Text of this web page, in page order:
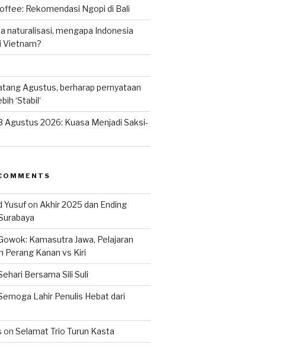
Rekomendasi Ngopi di Bali
naturalisasi, mengapa Indonesia
Vietnam?
Agustus, berharap pernyataan
‘Stabil‘
Agustus 2026: Kuasa Menjadi Saksi-
Yusufon Akhir 2025 dan Ending
Kamasutra Jawa, Pelajaran
Perang Kanan vs Kiri
Bersama Sili Suli
Lahir Penulis Hebat dari
on Selamat Trio Turun Kasta